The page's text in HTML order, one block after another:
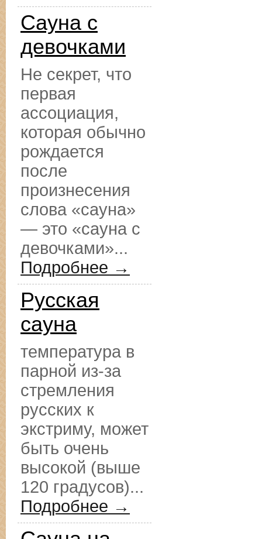
Сауна с
девочками
Не секрет, что
первая
ассоциация,
которая обычно
рождается
после
произнесения
слова «сауна»
— это «сауна с
девочками»...
Подробнее →
Русская
сауна
температура в
парной из-за
стремления
русских к
экстриму, может
быть очень
высокой (выше
120 градусов)...
Подробнее →